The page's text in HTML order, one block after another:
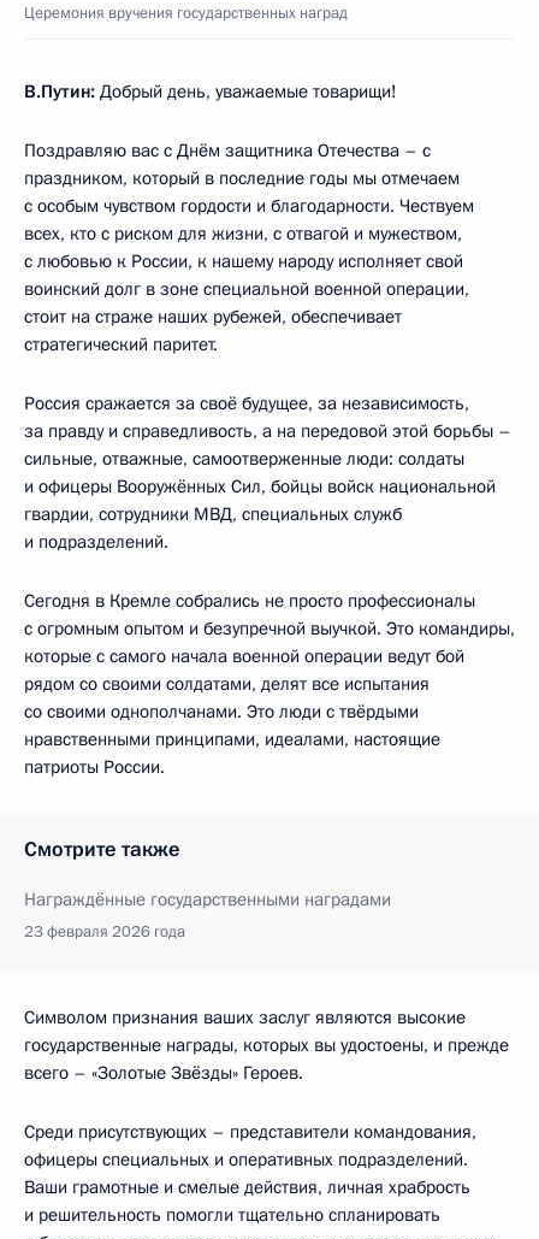
Церемония вручения государственных наград
В.Путин: Добрый день, уважаемые товарищи!
Поздравляю вас с Днём защитника Отечества – c
праздником, который в последние годы мы отмечаем
с особым чувством гордости и благодарности. Чествуем
всех, кто с риском для жизни, с отвагой и мужеством,
с любовью к России, к нашему народу исполняет свой
воинский долг в зоне специальной военной операции,
стоит на страже наших рубежей, обеспечивает
стратегический паритет.
Россия сражается за своё будущее, за независимость,
за правду и справедливость, а на передовой этой борьбы –
сильные, отважные, самоотверженные люди: солдаты
и офицеры Вооружённых Сил, бойцы войск национальной
гвардии, сотрудники МВД, специальных служб
и подразделений.
Сегодня в Кремле собрались не просто профессионалы
с огромным опытом и безупречной выучкой. Это командиры,
которые с самого начала военной операции ведут бой
рядом со своими солдатами, делят все испытания
со своими однополчанами. Это люди с твёрдыми
нравственными принципами, идеалами, настоящие
патриоты России.
Смотрите также
Награждённые государственными наградами
23 февраля 2026 года
Символом признания ваших заслуг являются высокие
государственные награды, которых вы удостоены, и прежде
всего – «Золотые Звёзды» Героев.
Среди присутствующих – представители командования,
офицеры специальных и оперативных подразделений.
Ваши грамотные и смелые действия, личная храбрость
и решительность помогли тщательно спланировать